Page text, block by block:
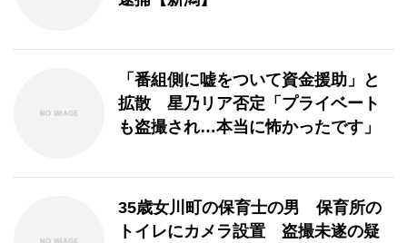
「番組側に嘘をついて資金援助」と
拡散 星乃リア否定「プライベート
も盗撮され…本当に怖かったです」
35歳女川町の保育士の男 保育所の
トイレにカメラ設置 盗撮未遂の疑